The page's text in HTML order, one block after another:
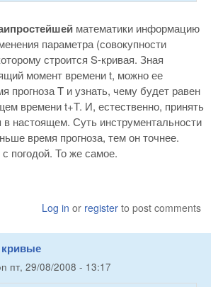
математики информацию
параметра (совокупности
строится S-кривая. Зная
момент времени t, можно ее
прогноза T и узнать, чему будет равен
времени t+T. И, естественно, принять
в настоящем. Суть инструментальности
время прогноза, тем он точнее.
погодой. То же самое.
Log in or register to post comments
пт, 29/08/2008 - 13:17